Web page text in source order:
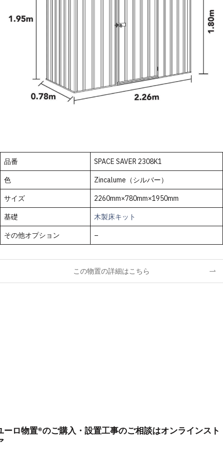
品番 SPACE SAVER 2308K1
色 Zincalume（シルバー）
サイズ 2260mm×780mm×1950mm
基礎 木製床キット
その他オプション –
この物置の詳細はこちら
ーロ物置®のご購入・設置工事のご相談はオンラインスト